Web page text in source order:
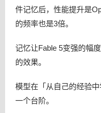
件记忆后，性能提升是
的频率也是3倍。
记忆让Fable 5变强的幅
的效果。
模型在「从自己的经验
一个台阶。